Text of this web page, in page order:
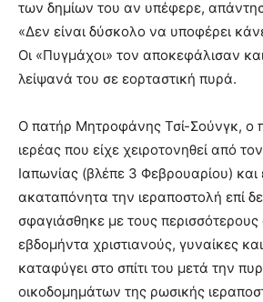
των δημίων του αν υπέφερε,
«Δεν είναι δύσκολο να υποφέρει
Οι «Πυγμάχοι» τον αποκεφάλισαν
λείψανά του σε εορταστική πυρά.
Ο πατήρ Μητροφάνης Τσί-Σούνγκ, ο
ιερέας που είχε χειροτονηθεί από
Ιαπωνίας (βλέπε 3 Φεβρουαρίου) και
ακαταπόνητα την ιεραποστολή επί
σφαγιάσθηκε με τους
εβδομήντα χριστιανούς, γυναίκες
καταφύγει στο σπίτι του μετά την
οικοδομημάτων της ρωσικής